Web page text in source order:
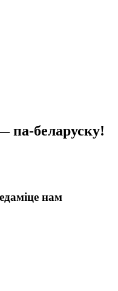
па-беларуску!
нам